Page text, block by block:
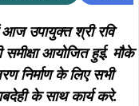
उपायुक्त श्री रवि
समीक्षा आयोजित हुई. मौके
निर्माण के लिए सभी
के साथ कार्य करे.